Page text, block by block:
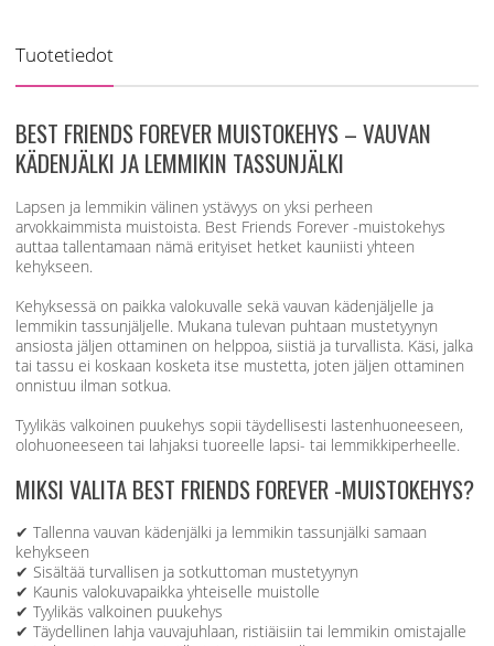
Tuotetiedot
BEST FRIENDS FOREVER MUISTOKEHYS – VAUVAN
KÄDENJÄLKI JA LEMMIKIN TASSUNJÄLKI
Lapsen ja lemmikin välinen ystävyys on yksi perheen
arvokkaimmista muistoista. Best Friends Forever -muistokehys
auttaa tallentamaan nämä erityiset hetket kauniisti yhteen
kehykseen.
Kehyksessä on paikka valokuvalle sekä vauvan kädenjäljelle ja
lemmikin tassunjäljelle. Mukana tulevan puhtaan mustetyynyn
ansiosta jäljen ottaminen on helppoa, siistiä ja turvallista. Käsi, jalka
tai tassu ei koskaan kosketa itse mustetta, joten jäljen ottaminen
onnistuu ilman sotkua.
Tyylikäs valkoinen puukehys sopii täydellisesti lastenhuoneeseen,
olohuoneeseen tai lahjaksi tuoreelle lapsi- tai lemmikkiperheelle.
MIKSI VALITA BEST FRIENDS FOREVER -MUISTOKEHYS?
✔ Tallenna vauvan kädenjälki ja lemmikin tassunjälki samaan
kehykseen
✔ Sisältää turvallisen ja sotkuttoman mustetyynyn
✔ Kaunis valokuvapaikka yhteiselle muistolle
✔ Tyylikäs valkoinen puukehys
✔ Täydellinen lahja vauvajuhlaan, ristiäisiin tai lemmikin omistajalle